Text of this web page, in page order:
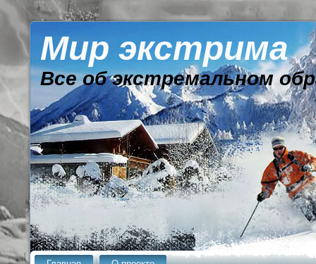
Мир экстрима
Все об экстремальном